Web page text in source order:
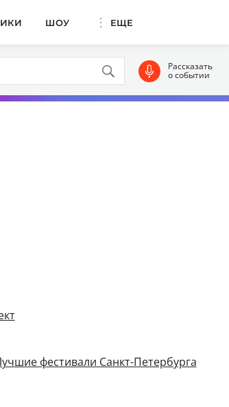
ШОУ ЕЩЕ
Рассказать
о событии
фестивали Санкт-Петербурга